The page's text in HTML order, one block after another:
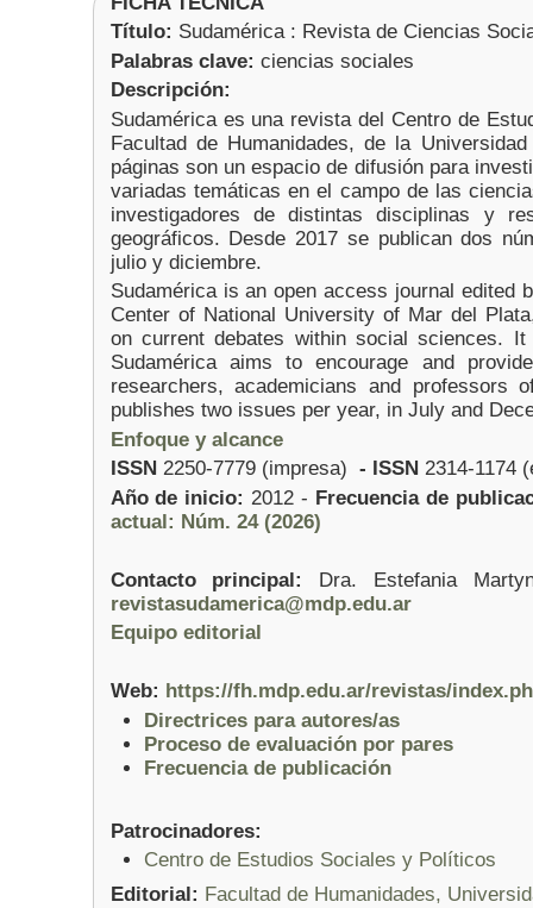
Título: Sudamérica : Revista de Ciencias
Palabras clave: ciencias sociales
Descripción:
Sudamérica es una revista del Centro de
Facultad de Humanidades, de la
páginas son un espacio de difusión para
variadas temáticas en el campo de las
investigadores de distintas disciplinas y
geográficos. Desde 2017 se publican dos
julio y diciembre.
Sudamérica is an open access journal edited
Center of National University of Mar del
on current debates within social sciences.
Sudamérica aims to encourage and
researchers, academicians and professors
publishes two issues per year, in July and
Enfoque y alcance
ISSN 2250-7779 (impresa) - ISSN 2314-1174
Año de inicio: 2012 - Frecuencia de
actual: Núm. 24 (2026)
Contacto principal:
Dra. Estefania
revistasudamerica@mdp.edu.ar
Equipo editorial
Web: https://fh.mdp.edu.ar/revistas/
Directrices para autores/as
Proceso de evaluación por pares
Frecuencia de publicación
Patrocinadores:
Centro de Estudios Sociales y Políticos
Editorial: Facultad de Humanidades,